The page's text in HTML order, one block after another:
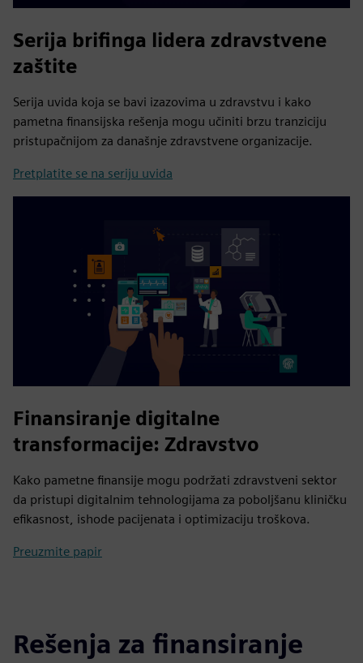
Serija brifinga lidera zdravstvene
zaštite
Serija uvida koja se bavi izazovima u zdravstvu i kako
pametna finansijska rešenja mogu učiniti brzu tranziciju
pristupačnijom za današnje zdravstvene organizacije.
Pretplatite se na seriju uvida
Finansiranje digitalne
transformacije: Zdravstvo
Kako pametne finansije mogu podržati zdravstveni sektor
da pristupi digitalnim tehnologijama za poboljšanu kliničku
efikasnost, ishode pacijenata i optimizaciju troškova.
Preuzmite papir
Rešenja za finansiranje